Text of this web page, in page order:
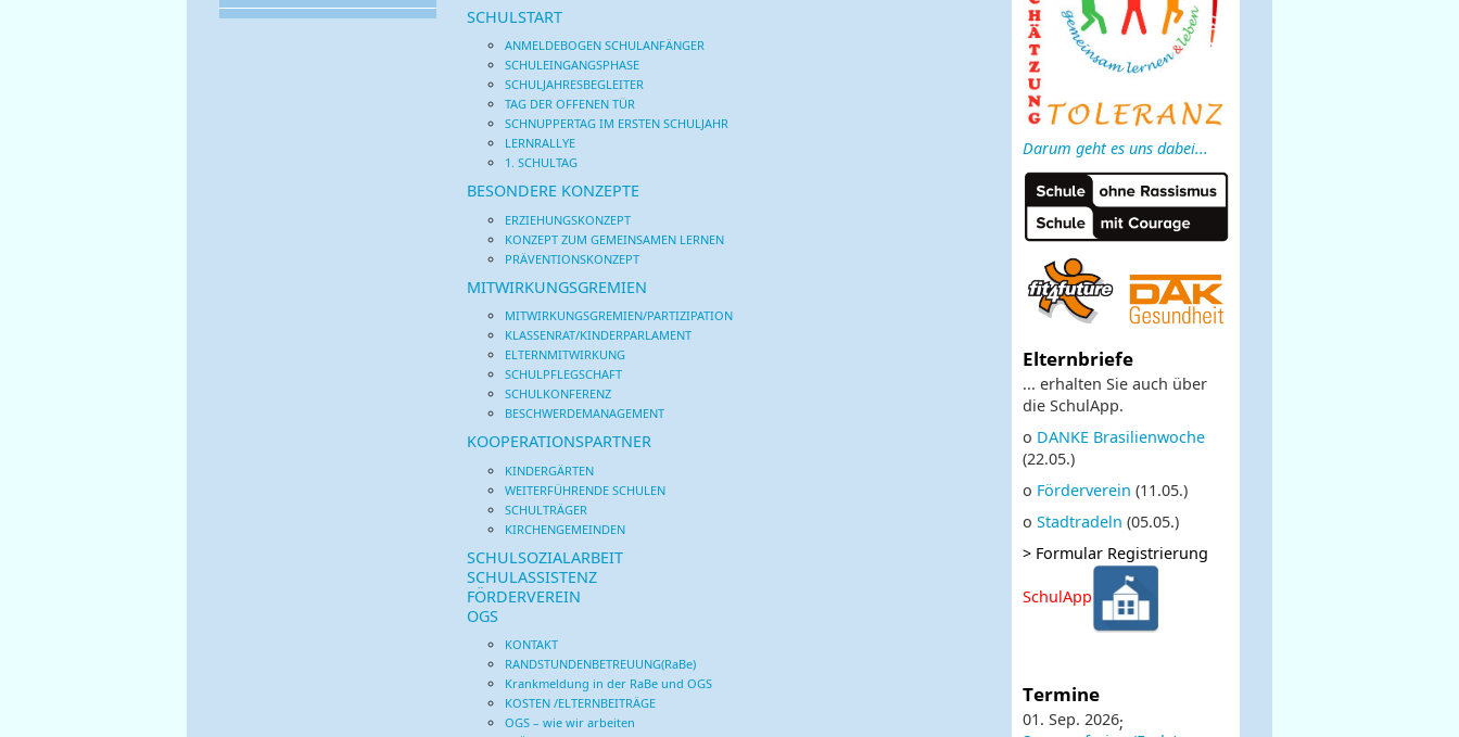
SCHULSTART
ANMELDEBOGEN SCHULANFÄNGER
SCHULEINGANGSPHASE
SCHULJAHRESBEGLEITER
TAG DER OFFENEN TÜR
SCHNUPPERTAG IM ERSTEN SCHULJAHR
LERNRALLYE
1. SCHULTAG
BESONDERE KONZEPTE
ERZIEHUNGSKONZEPT
KONZEPT ZUM GEMEINSAMEN LERNEN
PRÄVENTIONSKONZEPT
MITWIRKUNGSGREMIEN
MITWIRKUNGSGREMIEN/PARTIZIPATION
KLASSENRAT/KINDERPARLAMENT
ELTERNMITWIRKUNG
SCHULPFLEGSCHAFT
SCHULKONFERENZ
BESCHWERDEMANAGEMENT
KOOPERATIONSPARTNER
KINDERGÄRTEN
WEITERFÜHRENDE SCHULEN
SCHULTRÄGER
KIRCHENGEMEINDEN
SCHULSOZIALARBEIT
SCHULASSISTENZ
FÖRDERVEREIN
OGS
KONTAKT
RANDSTUNDENBETREUUNG(RaBe)
Krankmeldung in der RaBe und OGS
KOSTEN /ELTERNBEITRÄGE
OGS – wie wir arbeiten
Darum geht es uns dabei...
Elternbriefe
... erhalten Sie auch über
die SchulApp.
o DANKE Brasilienwoche
(22.05.)
o Förderverein (11.05.)
o Stadtradeln (05.05.)
> Formular Registrierung
SchulApp
Termine
01. Sep. 2026;